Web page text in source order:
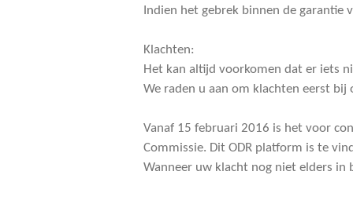
Indien het gebrek binnen de
Klachten:
Het kan altijd voorkomen dat er iets
We raden u aan om klachten eerst
Vanaf 15 februari 2016 is het voor
Commissie. Dit ODR platform is te
Wanneer uw klacht nog niet elders in